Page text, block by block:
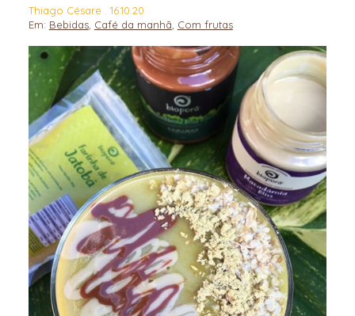
Thiago Césare . 16.10.20
Em: Bebidas, Café da manhã, Com frutas